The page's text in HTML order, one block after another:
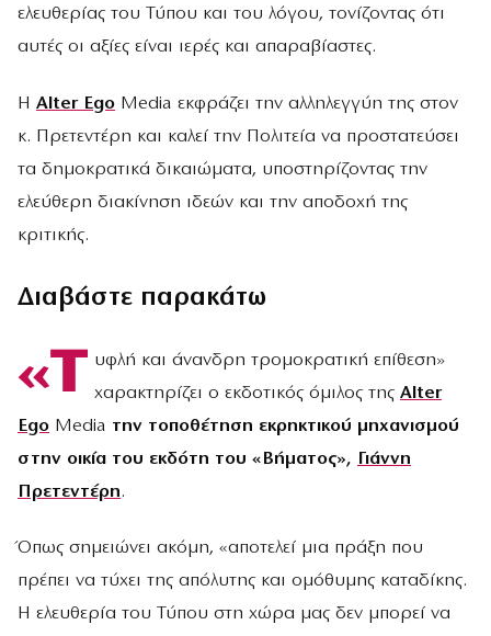
ελευθερίας του Τύπου και του λόγου, τονίζοντας ότι
αυτές οι αξίες είναι ιερές και απαραβίαστες.
Η Alter Ego Media εκφράζει την αλληλεγγύη της στον
κ. Πρετεντέρη και καλεί την Πολιτεία να προστατεύσει
τα δημοκρατικά δικαιώματα, υποστηρίζοντας την
ελεύθερη διακίνηση ιδεών και την αποδοχή της
κριτικής.
Διαβάστε παρακάτω
«Τ υφλή και άνανδρη τρομοκρατική επίθεση»
χαρακτηρίζει o εκδοτικός όμιλος της Alter
Ego Media την τοποθέτηση εκρηκτικού μηχανισμού
στην οικία του εκδότη του «Βήματος», Γιάννη
Πρετεντέρη.
Όπως σημειώνει ακόμη, «αποτελεί μια πράξη που
πρέπει να τύχει της απόλυτης και ομόθυμης καταδίκης.
Η ελευθερία του Τύπου στη χώρα μας δεν μπορεί να